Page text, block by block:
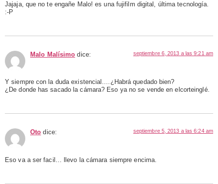
Jajaja, que no te engañe Malo! es una fujifilm digital, última tecnología.
:-P
Malo Malísimo dice: septiembre 6, 2013 a las 9:21 am
Y siempre con la duda existencial….¿Habrá quedado bien?
¿De donde has sacado la cámara? Eso ya no se vende en elcorteinglé.
Oto dice: septiembre 5, 2013 a las 6:24 am
Eso va a ser facil… llevo la cámara siempre encima.